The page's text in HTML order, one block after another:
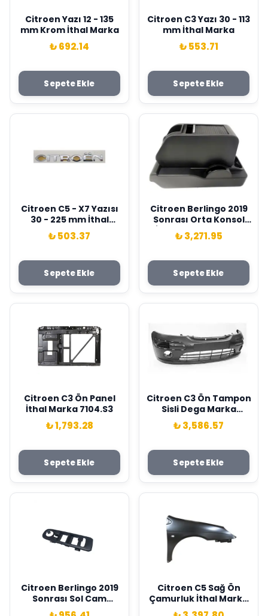
Citroen Yazı 12 - 135
mm Krom İthal Marka
₺ 692.14
Sepete Ekle
Citroen C3 Yazı 30 - 113
mm İthal Marka
₺ 553.71
Sepete Ekle
Citroen C5 - X7 Yazısı
30 - 225 mm İthal
Marka
₺ 503.37
Sepete Ekle
Citroen Berlingo 2019
Sonrası Orta Konsol
İthal Marka 7591.70
₺ 3,271.95
Sepete Ekle
Citroen C3 Ön Panel
İthal Marka 7104.S3
₺ 1,793.28
Sepete Ekle
Citroen C3 Ön Tampon
Sisli Dega Marka
7401.V2
₺ 3,586.57
Sepete Ekle
Citroen Berlingo 2019
Sonrası Sol Cam
Kaldırma Düğme
Citroen C5 Sağ Ön
Çamurluk İthal Marka
7841.S1